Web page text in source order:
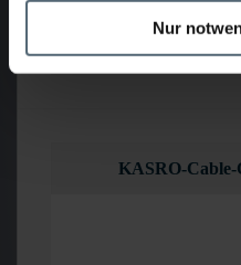
Nur
ArtikelNr.: 3010215-E /
KASRO-